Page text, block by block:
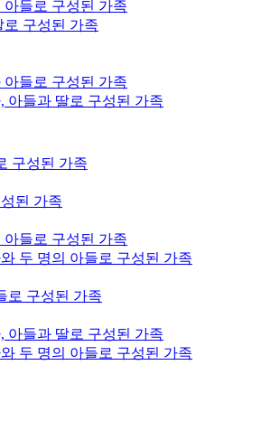
아들로 구성된 가족
로 구성된 가족
아들로 구성된 가족
아들과 딸로 구성된 가족
구성된 가족
된 가족
아들로 구성된 가족
두 명의 아들로 구성된 가족
로 구성된 가족
아들과 딸로 구성된 가족
두 명의 아들로 구성된 가족